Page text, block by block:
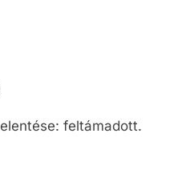
feltámadott.